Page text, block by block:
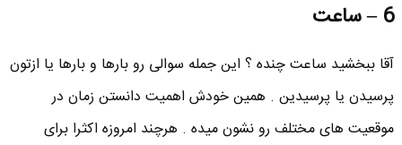
6 – ساعت
آقا ببخشید ساعت چنده ؟ این جمله سوالی رو بارها و بارها یا ازتون
پرسیدن یا پرسیدین . همین خودش اهمیت دانستن زمان در
موقعیت های مختلف رو نشون میده . هرچند امروزه اکثرا برای